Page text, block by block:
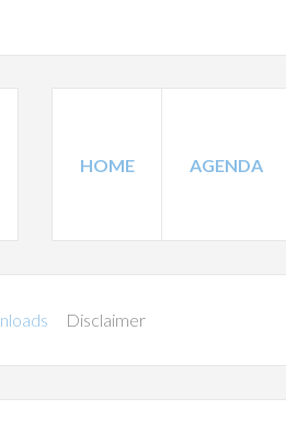
HOME AGENDA
Disclaimer